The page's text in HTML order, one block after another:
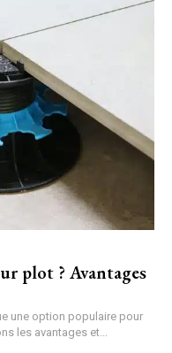
plot ? Avantages
une option populaire pour
les avantages et...